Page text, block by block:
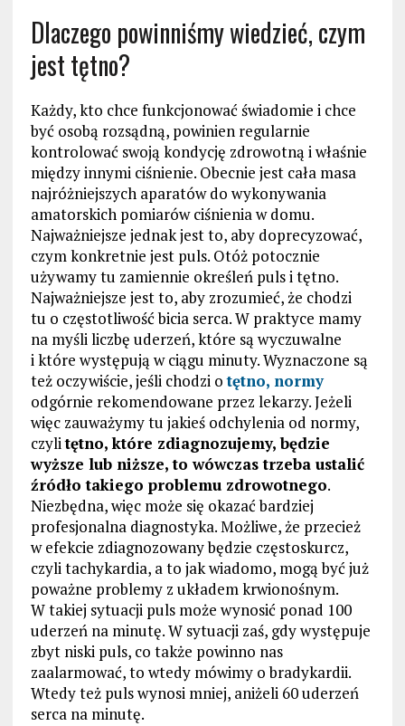
Dlaczego powinniśmy wiedzieć, czym
jest tętno?
Każdy, kto chce funkcjonować świadomie i chce
być osobą rozsądną, powinien regularnie
kontrolować swoją kondycję zdrowotną i właśnie
między innymi ciśnienie. Obecnie jest cała masa
najróżniejszych aparatów do wykonywania
amatorskich pomiarów ciśnienia w domu.
Najważniejsze jednak jest to, aby doprecyzować,
czym konkretnie jest puls. Otóż potocznie
używamy tu zamiennie określeń puls i tętno.
Najważniejsze jest to, aby zrozumieć, że chodzi
tu o częstotliwość bicia serca. W praktyce mamy
na myśli liczbę uderzeń, które są wyczuwalne
i które występują w ciągu minuty. Wyznaczone są
też oczywiście, jeśli chodzi otętno, normy
odgórnie rekomendowane przez lekarzy. Jeżeli
więc zauważymy tu jakieś odchylenia od normy,
czylitętno, które zdiagnozujemy, będzie
wyższe lub niższe, to wówczas trzeba ustalić
źródło takiego problemu zdrowotnego.
Niezbędna, więc może się okazać bardziej
profesjonalna diagnostyka. Możliwe, że przecież
w efekcie zdiagnozowany będzie częstoskurcz,
czyli tachykardia, a to jak wiadomo, mogą być już
poważne problemy z układem krwionośnym.
W takiej sytuacji puls może wynosić ponad 100
uderzeń na minutę. W sytuacji zaś, gdy występuje
zbyt niski puls, co także powinno nas
zaalarmować, to wtedy mówimy o bradykardii.
Wtedy też puls wynosi mniej, aniżeli 60 uderzeń
serca na minutę.